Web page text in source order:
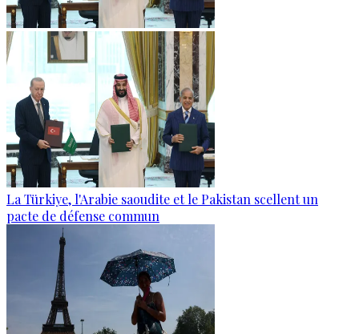
La Türkiye, l'Arabie saoudite et le Pakistan scellent un
pacte de défense commun